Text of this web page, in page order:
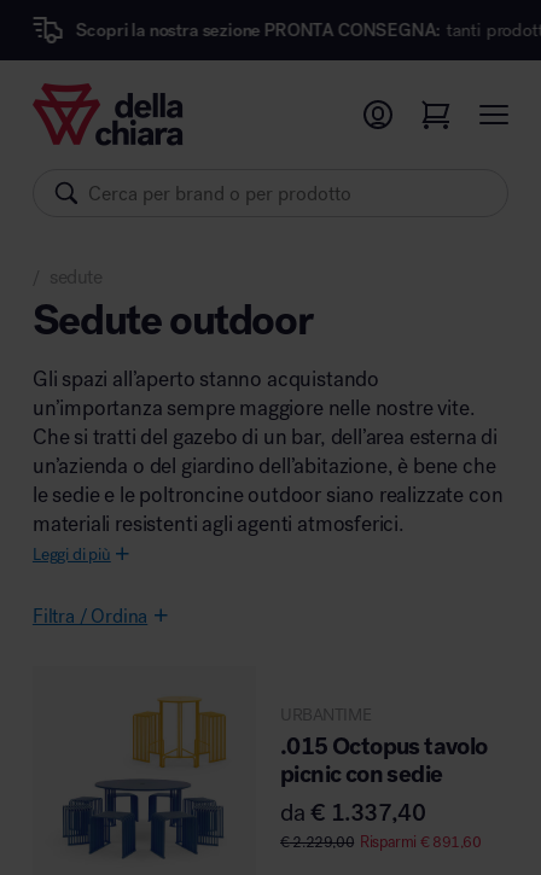
la nostra sezione PRONTA CONSEGNA: tanti prodotti dei migliori
Prodotti
Pronta Consegna
Arredi
Pareti divisorie
Comfort acustico
Accessori
Illuminazione
Ambienti
Arredo area operativa
Area riunione e convegni
Area lounge e attesa
Brand
sedute
Sedute outdoor
Gli spazi all’aperto stanno acquistando
un’importanza sempre maggiore nelle nostre vite.
Che si tratti del gazebo di un bar, dell’area esterna di
un’azienda o del giardino dell’abitazione, è bene che
le sedie e le poltroncine outdoor siano realizzate con
materiali resistenti agli agenti atmosferici.
Leggi di più
Filtra / Ordina
URBANTIME
.015 Octopus tavolo
picnic con sedie
da€ 1.337,40
€2.229,00 Risparmi € 891,60